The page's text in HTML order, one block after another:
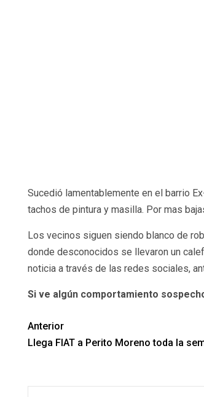
Sucedió lamentablemente en el barrio
tachos de pintura y masilla. Por mas
Los vecinos siguen siendo blanco de
donde desconocidos se llevaron un
noticia a través de las redes sociales,
Si ve algún comportamiento
Anterior
Llega FIAT a Perito Moreno toda la